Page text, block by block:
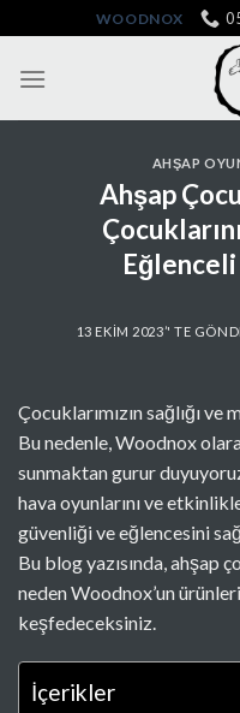
to
content
WOODNOX
AHŞAP
Ahşap
Eğlenceli
13 EKIM 2023’' TE
Çocuklarımızın sağlığı
Bu nedenle, Woodnox
sunmaktan gurur
hava oyunlarını ve
güvenliği ve eğlencesini
Bu blog yazısında, ahşap
neden Woodnox’un
keşfedeceksiniz.
İçerikler